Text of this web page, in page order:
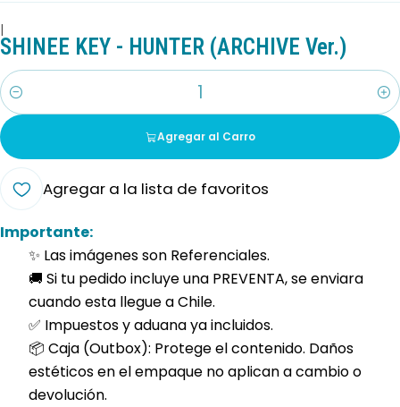
|
SHINEE KEY - HUNTER (ARCHIVE Ver.)
Cantidad
Agregar al Carro
Agregar a la lista de favoritos
Importante:
✨ Las imágenes son Referenciales.
🚚 Si tu pedido incluye una PREVENTA, se enviara
cuando esta llegue a Chile.
✅ Impuestos y aduana ya incluidos.
📦 Caja (Outbox): Protege el contenido. Daños
estéticos en el empaque no aplican a cambio o
devolución.